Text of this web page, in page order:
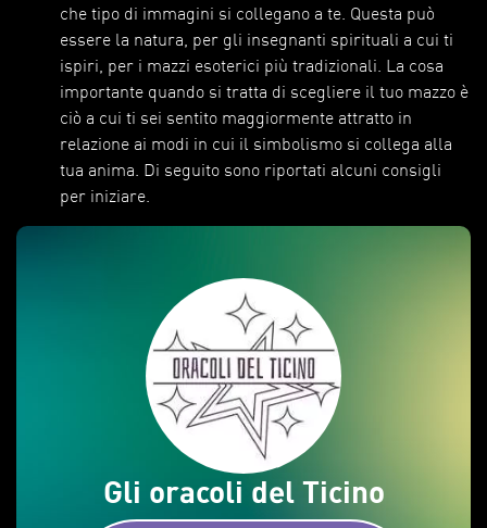
che tipo di immagini si collegano a te. Questa può
essere la natura, per gli insegnanti spirituali a cui ti
ispiri, per i mazzi esoterici più tradizionali. La cosa
importante quando si tratta di scegliere il tuo mazzo è
ciò a cui ti sei sentito maggiormente attratto in
relazione ai modi in cui il simbolismo si collega alla
tua anima. Di seguito sono riportati alcuni consigli
per iniziare.
Gli oracoli del Ticino